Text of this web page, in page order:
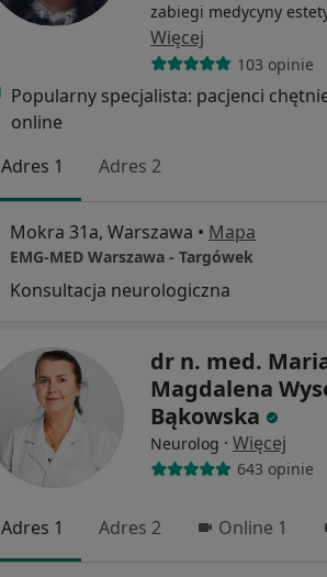
zabiegi medycyny
Więcej
103 opinie
Popularny specjalista: pacjenci
online
Adres 1
Adres 2
Mokra 31a, Warszawa • Mapa
EMG-MED Warszawa - Targówek
Konsultacja neurologiczna
dr n. med.
Magdalena
Bąkowska
Neurolog · Więcej
643 opinie
Adres 1 Adres 2 Online 1